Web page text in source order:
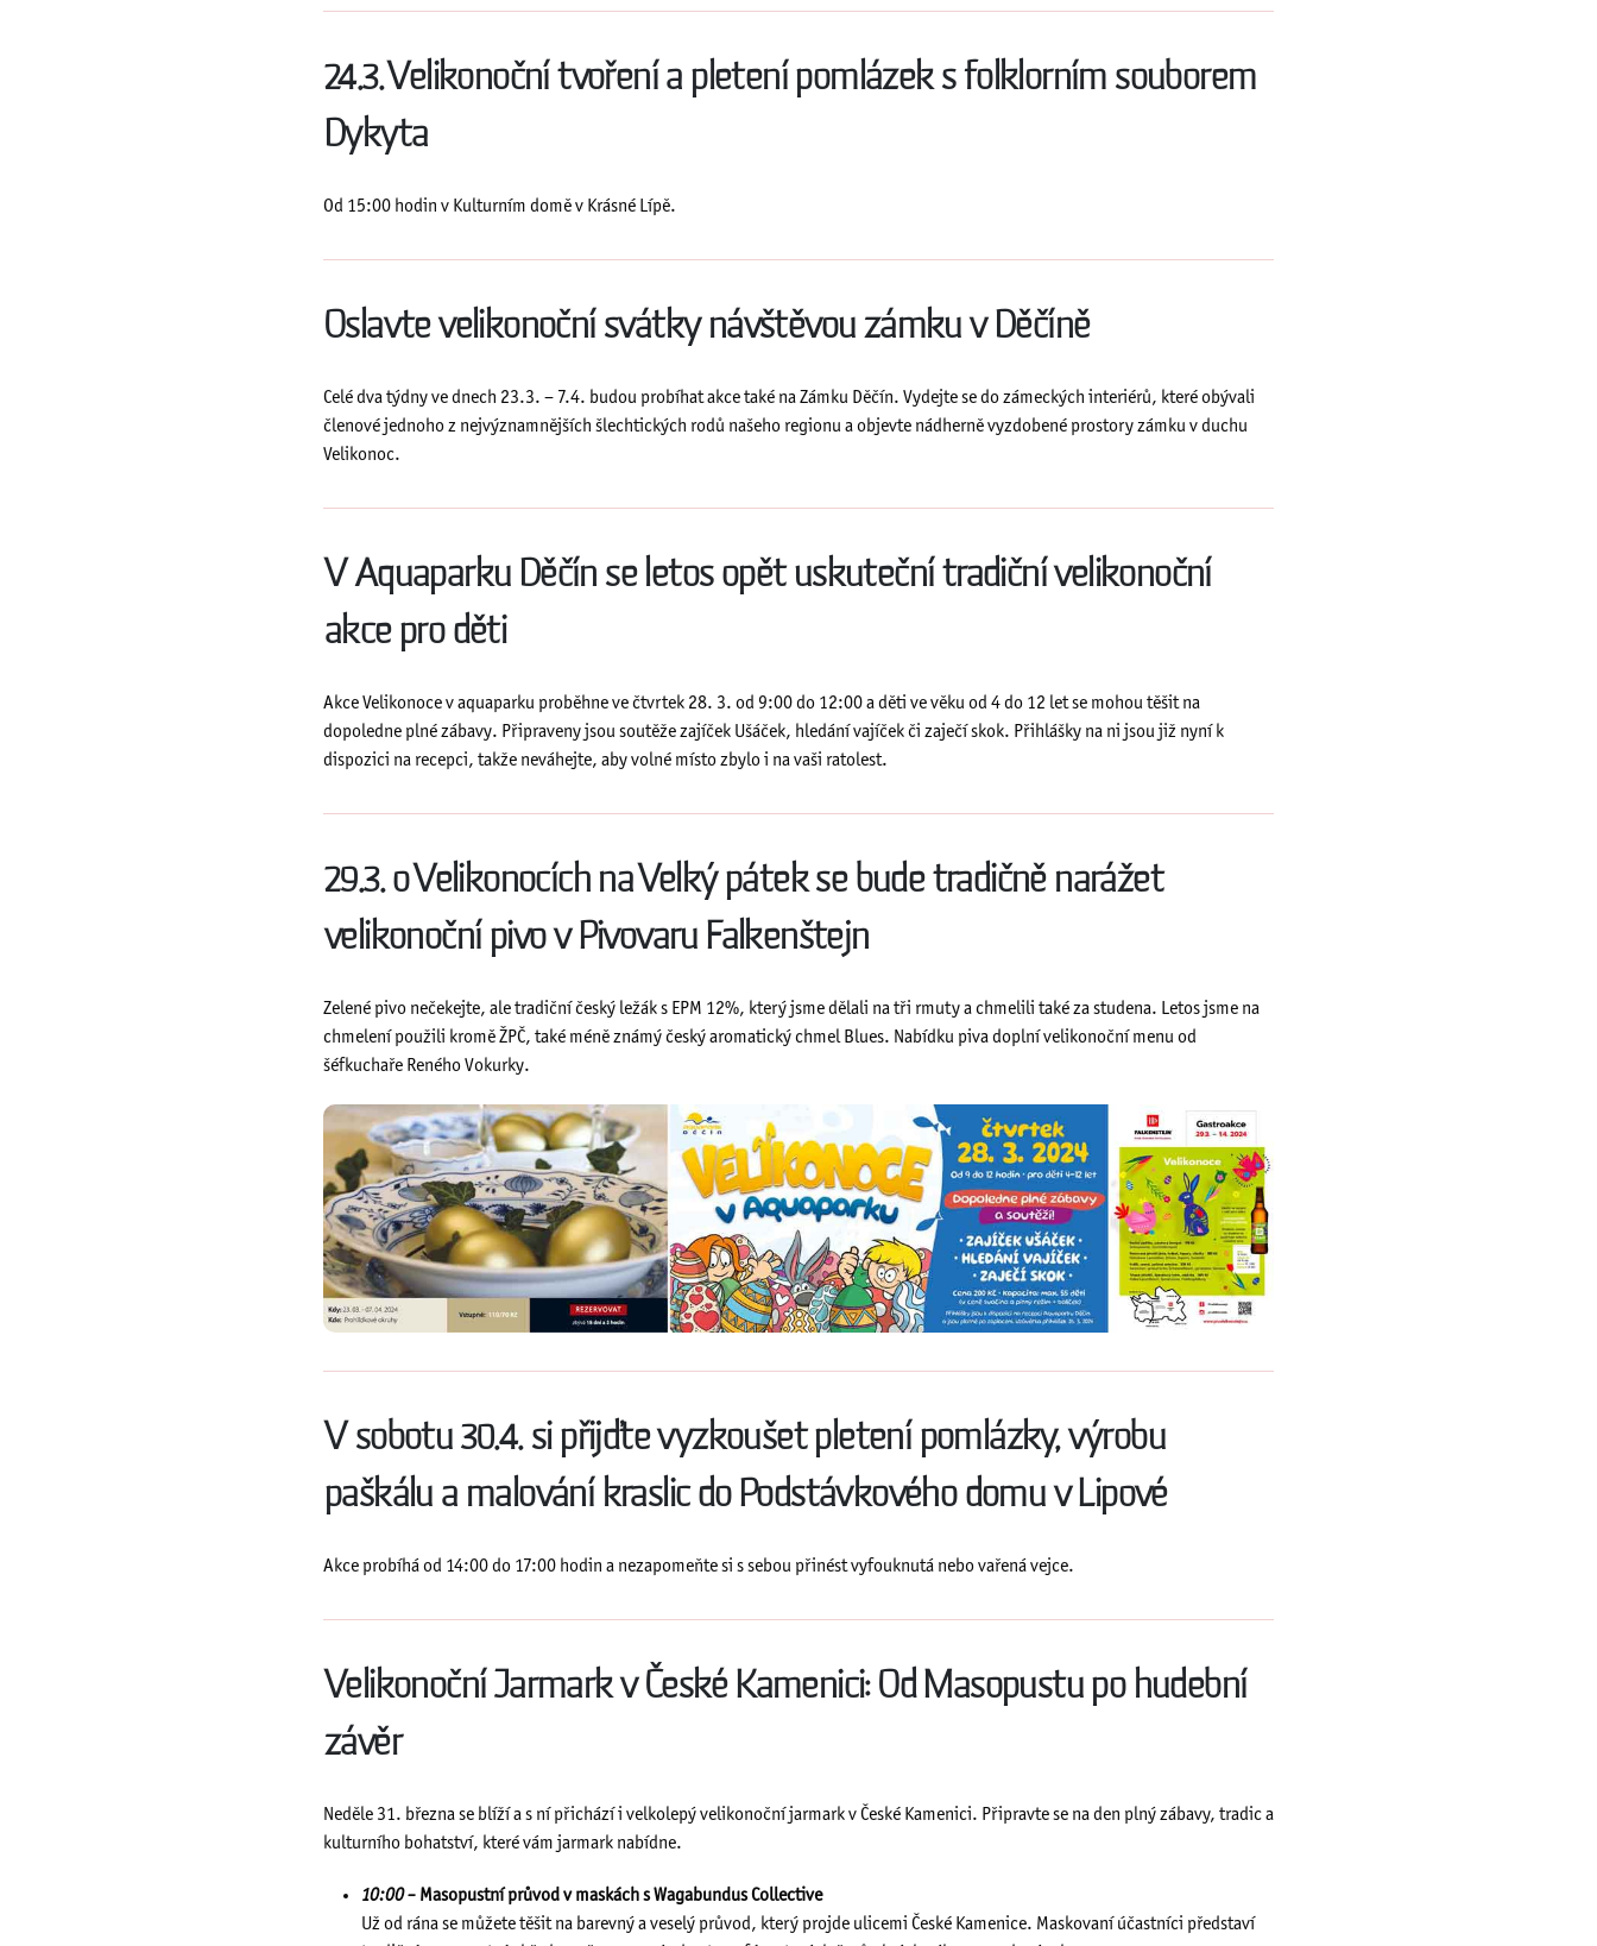
24.3. Velikonoční tvoření a pletení pomlázek s folklorním souborem
Dykyta
Od 15:00 hodin v Kulturním domě v Krásné Lípě.
Oslavte velikonoční svátky návštěvou zámku v Děčíně
Celé dva týdny ve dnech 23.3. – 7.4. budou probíhat akce také na Zámku Děčín. Vydejte se do zámeckých interiérů, které obývali
členové jednoho z nejvýznamnějších šlechtických rodů našeho regionu a objevte nádherně vyzdobené prostory zámku v duchu
Velikonoc.
V Aquaparku Děčín se letos opět uskuteční tradiční velikonoční
akce pro děti
Akce Velikonoce v aquaparku proběhne ve čtvrtek 28. 3. od 9:00 do 12:00 a děti ve věku od 4 do 12 let se mohou těšit na
dopoledne plné zábavy. Připraveny jsou soutěže zajíček Ušáček, hledání vajíček či zaječí skok. Přihlášky na ni jsou již nyní k
dispozici na recepci, takže neváhejte, aby volné místo zbylo i na vaši ratolest.
29.3. o Velikonocích na Velký pátek se bude tradičně narážet
velikonoční pivo v Pivovaru Falkenštejn
Zelené pivo nečekejte, ale tradiční český ležák s EPM 12%, který jsme dělali na tři rmuty a chmelili také za studena. Letos jsme na
chmelení použili kromě ŽPČ, také méně známý český aromatický chmel Blues. Nabídku piva doplní velikonoční menu od
šéfkuchaře Reného Vokurky.
V sobotu 30.4. si přijďte vyzkoušet pletení pomlázky, výrobu
paškálu a malování kraslic do Podstávkového domu v Lipové
Akce probíhá od 14:00 do 17:00 hodin a nezapomeňte si s sebou přinést vyfouknutá nebo vařená vejce.
Velikonoční Jarmark v České Kamenici: Od Masopustu po hudební
závěr
Neděle 31. března se blíží a s ní přichází i velkolepý velikonoční jarmark v České Kamenici. Připravte se na den plný zábavy, tradic a
kulturního bohatství, které vám jarmark nabídne.
10:00 – Masopustní průvod v maskách s Wagabundus Collective
Už od rána se můžete těšit na barevný a veselý průvod, který projde ulicemi České Kamenice. Maskovaní účastníci představí